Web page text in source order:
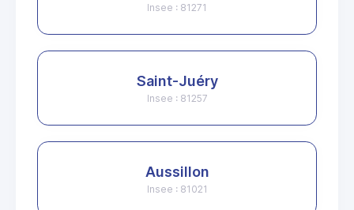
Insee : 81271
Saint-Juéry
Insee : 81257
Aussillon
Insee : 81021